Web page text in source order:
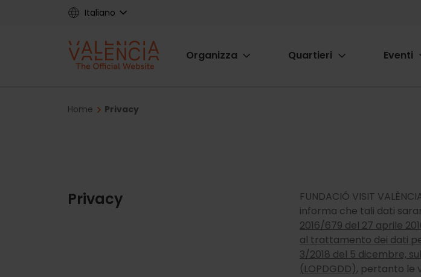
Italiano
Main
Organizza Quartieri Eventi
Breadcrumb
Home Privacy
Privacy
FUNDACIÓ VISIT
informa che tali dati
2016/679 del 27 aprile
al trattamento dei dati
3/2018 del 5 dicembre,
(LOPDGDD), pertanto le